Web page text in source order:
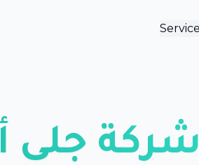
شركة جلي